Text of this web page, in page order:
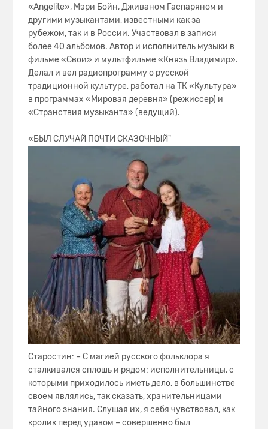
«Angelite», Мэри Бойн, Дживаном Гаспаряном и
другими музыкантами, известными как за
рубежом, так и в России. Участвовал в записи
более 40 альбомов. Автор и исполнитель музыки в
фильме «Свои» и мультфильме «Князь Владимир».
Делал и вел радиопрограмму о русской
традиционной культуре, работал на ТК «Культура»
в программах «Мировая деревня» (режиссер) и
«Странствия музыканта» (ведущий).
«БЫЛ СЛУЧАЙ ПОЧТИ СКАЗОЧНЫЙ"
Старостин: – С магией русского фольклора я
сталкивался сплошь и рядом: исполнительницы, с
которыми приходилось иметь дело, в большинстве
своем являлись, так сказать, хранительницами
тайного знания. Слушая их, я себя чувствовал, как
кролик перед удавом – совершенно был